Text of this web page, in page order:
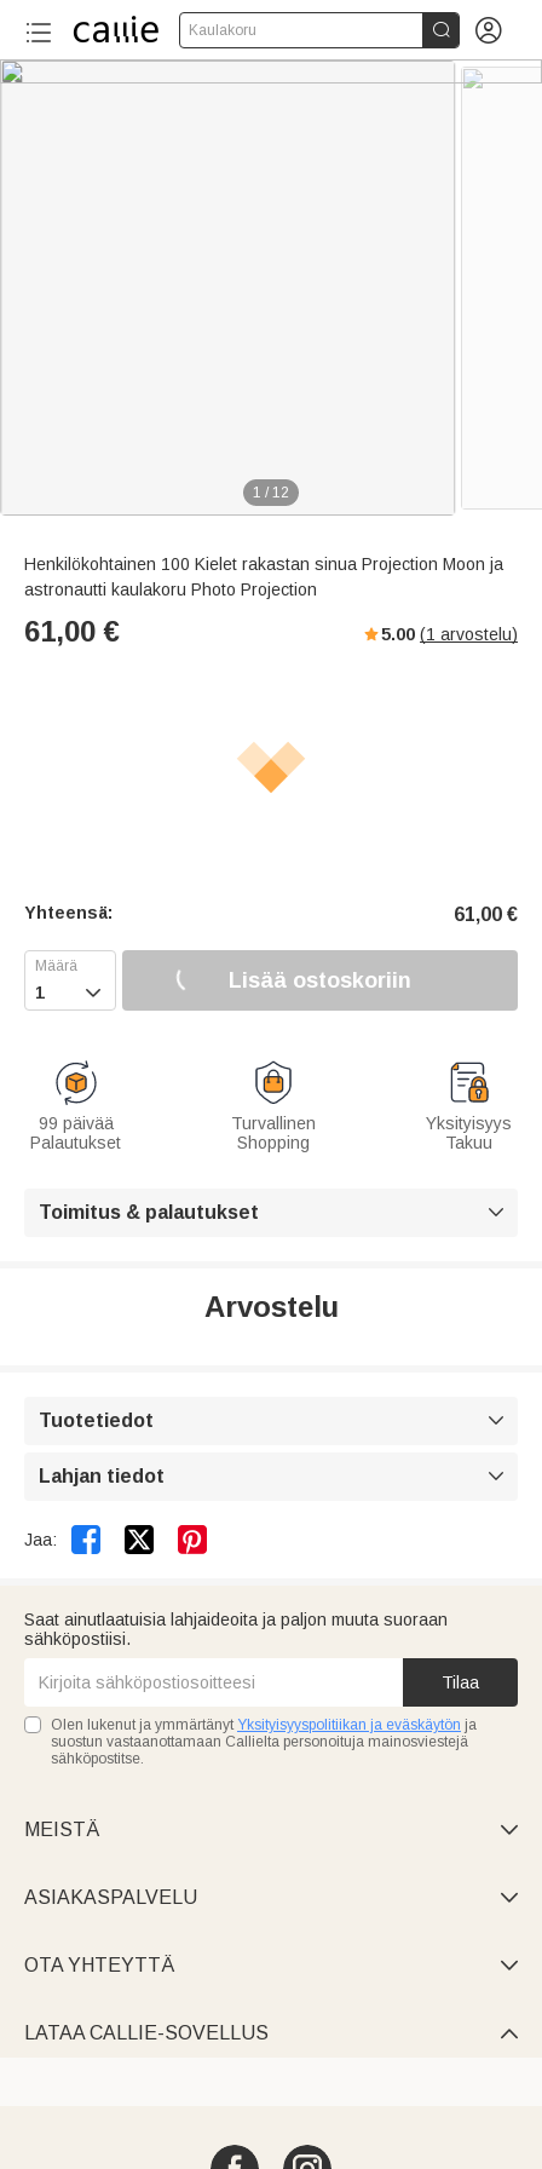
Kaulakoru  
1 / 12
Henkilökohtainen 100 Kielet rakastan sinua Projection Moon ja
astronautti kaulakoru Photo Projection
61,00 € 5.00 (1 arvostelu)
Yhteensä: 61,00 €
 Lisää ostoskoriin
99 päivää
Palautukset
Turvallinen
Shopping
Yksityisyys
Takuu
Toimitus & palautukset 
Arvostelu
Tuotetiedot 
Lahjan tiedot 
Jaa:  
Saat ainutlaatuisia lahjaideoita ja paljon muuta suoraan
sähköpostiisi.
Tilaa
Olen lukenut ja ymmärtänyt Yksityisyyspolitiikan ja eväskäytön ja
suostun vastaanottamaan Callielta personoituja mainosviestejä
sähköpostitse.
MEISTÄ 
ASIAKASPALVELU 
OTA YHTEYTTÄ 
LATAA CALLIE-SOVELLUS 